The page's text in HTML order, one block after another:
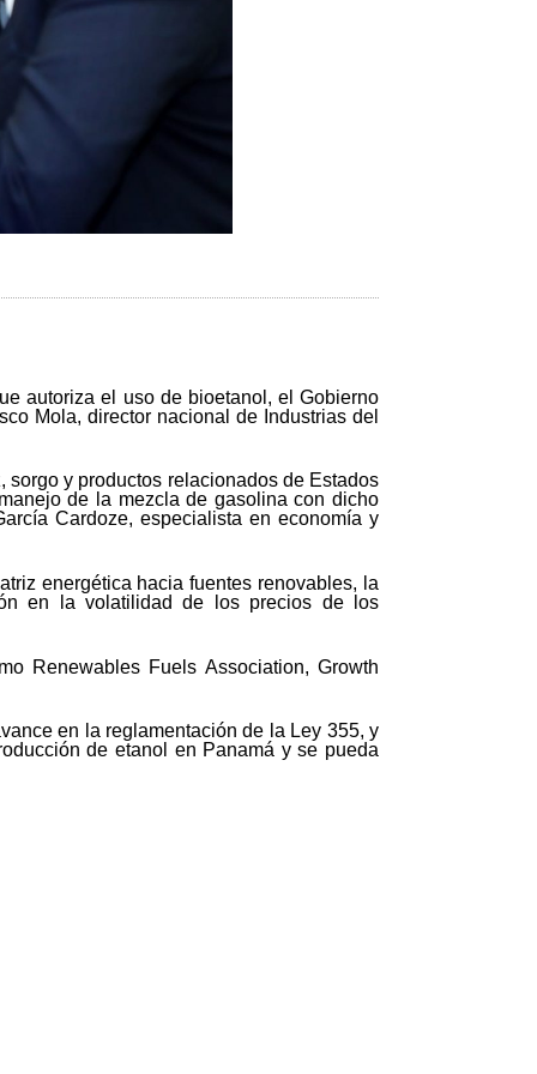
autoriza el uso de bioetanol, el Gobierno
Mola, director nacional de Industrias del
y productos relacionados de Estados
de la mezcla de gasolina con dicho
Cardoze, especialista en economía y
energética hacia fuentes renovables, la
en la volatilidad de los precios de los
Renewables Fuels Association, Growth
en la reglamentación de la Ley 355, y
de etanol en Panamá y se pueda